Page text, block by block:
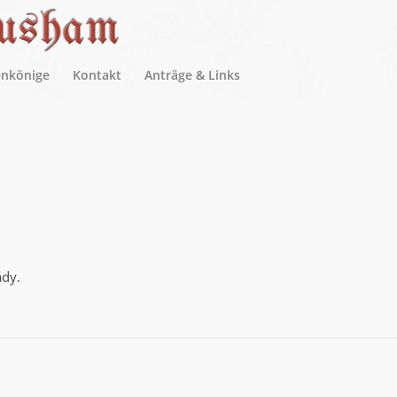
Kontakt Anträge & Links